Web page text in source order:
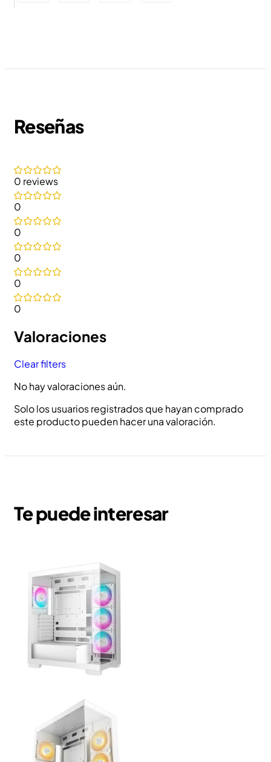
Reseñas
0 reviews
0
0
0
0
0
Valoraciones
Clear filters
No hay valoraciones aún.
Solo los usuarios registrados que hayan comprado
este producto pueden hacer una valoración.
Te puede interesar